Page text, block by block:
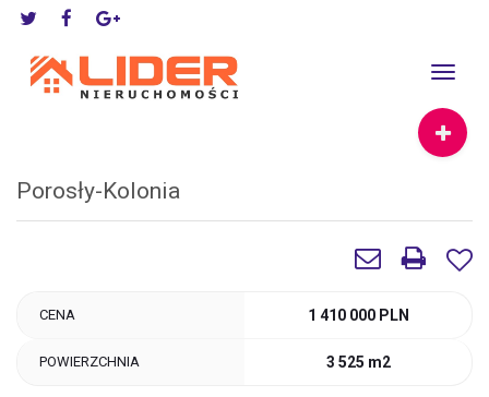
Toggle
Porosły-Kolonia
CENA 1 410 000 PLN
POWIERZCHNIA 3 525 m2